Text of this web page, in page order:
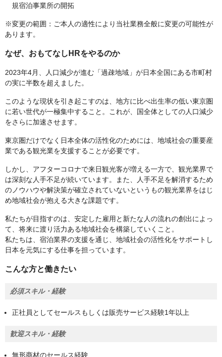
規宿泊事業所の開拓
※変更の範囲：ご本人の適性により当社業務全般に変更の可能性が
あります。
なぜ、おもてなしHRをやるのか
2023年4月、人口減少が進む「過疎地域」が日本全国にある市町村
の実に半数を超えました。
このような現状を引き起こすのは、地方に比べ出生率の低い東京圏
に若い世代が一極集中すること。これが、国全体としての人口減少
をさらに加速させます。
東京圏だけでなく日本全体の活性化のためには、地域社会の重要産
業である観光業を支援することが必要です。
しかし、アフターコロナで来日観光客が増える一方で、観光業界で
は深刻な人手不足が続いています。また、人手不足を解消するため
のノウハウや解決策が確立されていないというもの観光業界をはじ
め地域社会が抱える大きな課題です。
私たちが目指すのは、安定した雇用と新たな人の流れの創出によっ
て、将来に渡り活力ある地域社会を構築していくこと。
私たちは、宿泊業界の支援を通じ、地域社会の活性化をサポートし
日本を元気にする仕事を担っています。
こんな方と働きたい
必須スキル・経験
正社員としてセールスもしくは販売サービス経験1年以上
歓迎スキル・経験
無形商材のセールス経験